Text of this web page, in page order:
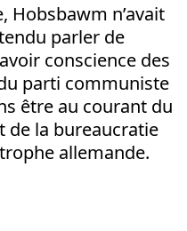
Hobsbawm n’avait
parler de
conscience des
parti communiste
être au courant du
de la bureaucratie
allemande.